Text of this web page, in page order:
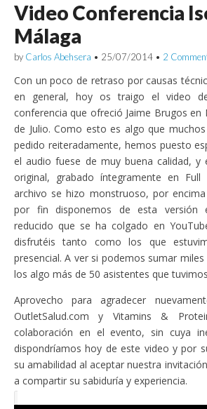
Video Conferencia
Málaga
by Carlos Abehsera • 25/07/2014 • 2
Con un poco de retraso por causas
en general, hoy os traigo el video
conferencia que ofreció Jaime Brugos en
de Julio. Como esto es algo que
pedido reiteradamente, hemos puesto
el audio fuese de muy buena calidad, y
original, grabado íntegramente en
archivo se hizo monstruoso, por
por fin disponemos de esta versión
reducido que se ha colgado en
disfrutéis tanto como los que
presencial. A ver si podemos sumar
los algo más de 50 asistentes que
Aprovecho para agradecer
OutletSalud.com y Vitamins &
colaboración en el evento, sin cuya
dispondríamos hoy de este video y por
su amabilidad al aceptar nuestra
a compartir su sabiduría y experiencia.